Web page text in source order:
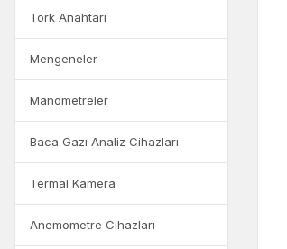
Tork Anahtarı
Mengeneler
Manometreler
Baca Gazı Analiz Cihazları
Termal Kamera
Anemometre Cihazları